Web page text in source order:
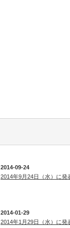
2014-09-24
2014年9月24日（水）に発
2014-01-29
2014年1月29日（水）に発